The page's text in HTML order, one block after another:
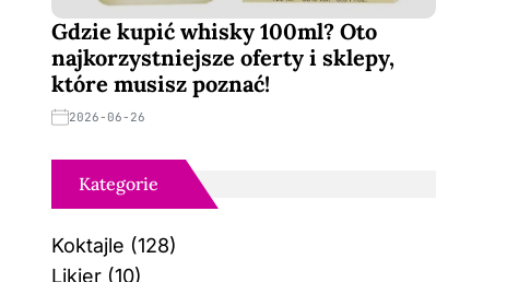
Gdzie kupić whisky 100ml? Oto
najkorzystniejsze oferty i sklepy,
które musisz poznać!
2026-06-26
Kategorie
Koktajle (128)
Likier(10)